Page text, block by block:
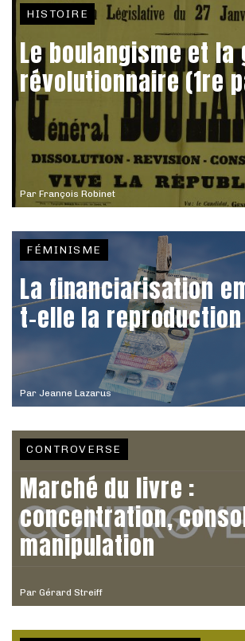
Par François Robinet
HISTOIRE
Le boulangisme et la
révolutionnaire (1re
Par Jeanne Lazarus
FÉMINISME
La financiarisation
t-elle la
Par Gérard Streiff
CONTROVERSE
Marché du livre :
concentration,
manipulation